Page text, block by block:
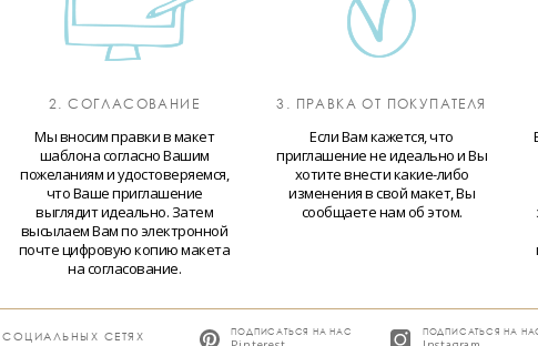
2. СОГЛАСОВАНИЕ
Мы вносим правки в макет
шаблона согласно Вашим
пожеланиям и удостоверяемся,
что Ваше приглашение
выглядит идеально. Затем
высылаем Вам по электронной
почте цифровую копию макета
на согласование.
3. ПРАВКА ОТ ПОКУПАТЕЛЯ
Если Вам кажется, что
приглашение не идеально и Вы
хотите внести какие-либо
изменения в свой макет, Вы
сообщаете нам об этом.
СЕТЯХ ПОДПИСАТЬСЯ НА НАС ПОДПИСАТЬСЯ НА